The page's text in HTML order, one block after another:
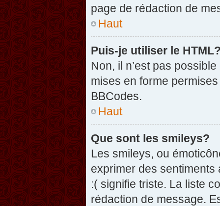
page de rédaction de
Haut
Puis-je utiliser le
Non, il n’est pas
mises en forme
BBCodes.
Haut
Que sont les smileys?
Les smileys, ou
exprimer des
:( signifie triste. La liste
rédaction de message.